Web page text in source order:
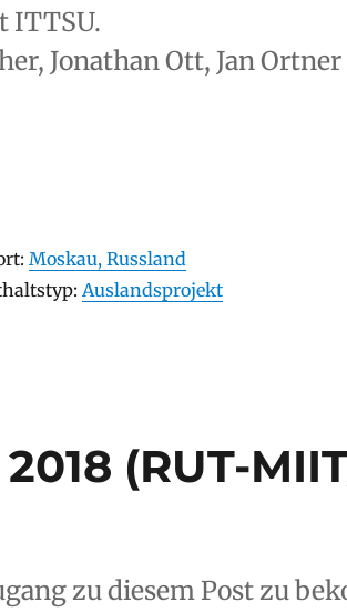
ITTSU.
Jonathan Ott, Jan
Moskau, Russland
Auslandsprojekt
(RUT-
zu diesem Post zu